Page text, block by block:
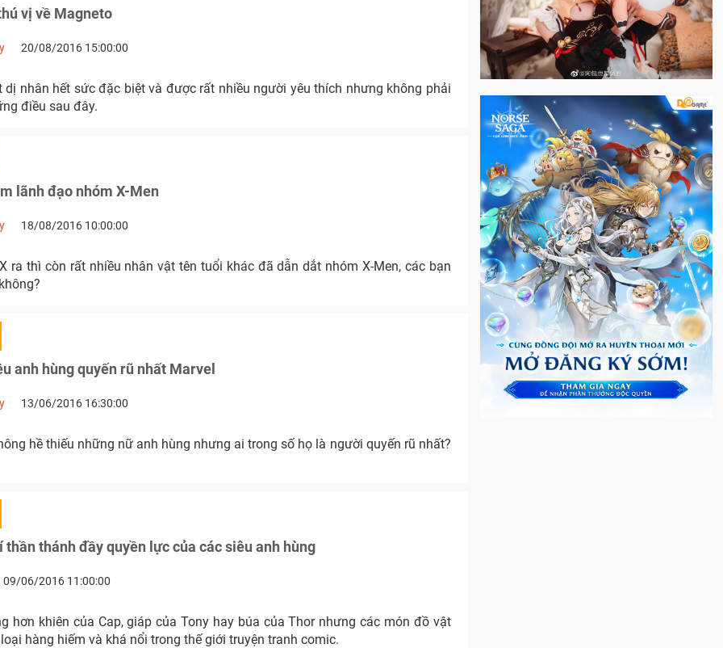
vị về Magneto
20/08/2016 15:00:00
dị nhân hết sức đặc biệt và được rất nhiều người yêu thích nhưng không phải
điều sau đây.
lãnh đạo nhóm X-Men
18/08/2016 10:00:00
ra thì còn rất nhiều nhân vật tên tuổi khác đã dẫn dắt nhóm X-Men, các bạn
anh hùng quyến rũ nhất Marvel
13/06/2016 16:30:00
hề thiếu những nữ anh hùng nhưng ai trong số họ là người quyến rũ nhất?
thần thánh đầy quyền lực của các siêu anh hùng
09/06/2016 11:00:00
hơn khiên của Cap, giáp của Tony hay búa của Thor nhưng các món đồ vật
hàng hiếm và khá nổi trong thế giới truyện tranh comic.